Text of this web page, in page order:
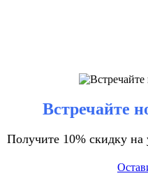
Встречайте
Получите 10% скидку на